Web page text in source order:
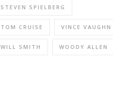
STEVEN SPIELBERG
TOM CRUISE VINCE VAUGHN
WILL SMITH WOODY ALLEN